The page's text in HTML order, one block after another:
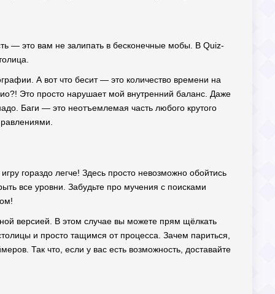
— это вам не залипать в бесконечные мобы. В Quiz-
А вот что бесит — это количество времени на
Это просто нарушает мой внутренний баланс. Даже
Баги — это неотъемлемая часть любого крутого
гораздо легче! Здесь просто невозможно обойтись
все уровни. Забудьте про мучения с поисками
версией. В этом случае вы можете прям щёлкать
и просто тащимся от процесса. Зачем париться,
Так что, если у вас есть возможность, доставайте